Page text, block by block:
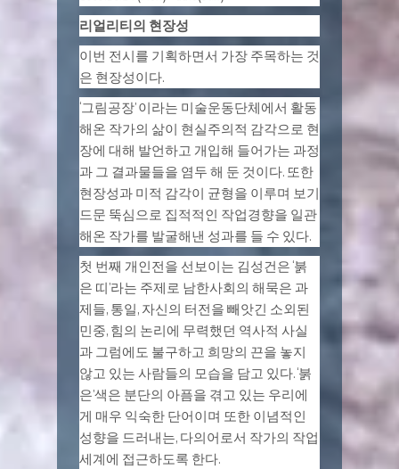
리얼리티의 현장성
이번 전시를 기획하면서 가장 주목하는 것
은 현장성이다.
‘그림공장’ 이라는 미술운동단체에서 활동
해온 작가의 삶이 현실주의적 감각으로 현
장에 대해 발언하고 개입해 들어가는 과정
과 그 결과물들을 염두 해 둔 것이다. 또한
현장성과 미적 감각이 균형을 이루며 보기
드문 뚝심으로 집적적인 작업경향을 일관
해온 작가를 발굴해낸 성과를 들 수 있다.
첫 번째 개인전을 선보이는 김성건은 ‘붉
은 띠’라는 주제로 남한사회의 해묵은 과
제들, 통일, 자신의 터전을 빼앗긴 소외된
민중, 힘의 논리에 무력했던 역사적 사실
과 그럼에도 불구하고 희망의 끈을 놓지
않고 있는 사람들의 모습을 담고 있다. ‘붉
은’색은 분단의 아픔을 겪고 있는 우리에
게 매우 익숙한 단어이며 또한 이념적인
성향을 드러내는, 다의어로서 작가의 작업
세계에 접근하도록 한다.